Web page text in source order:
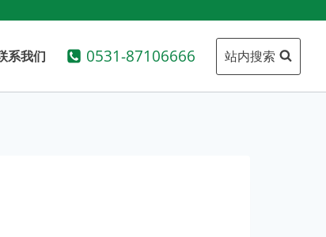
系我们 0531-87106666 站内搜索